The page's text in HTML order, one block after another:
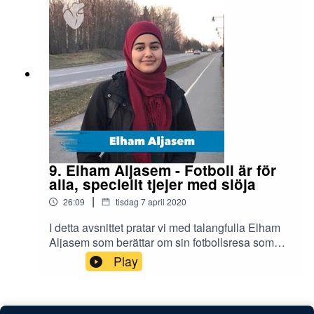
stänger ner allt och sätter samhället i karantän,
och hur man just nu jobbar för att bekämpa detta
nya virus.Följ
Covus:https://covus.se/https://instagram.com/cov
us.se/
9. Elham Aljasem - Fotboll är för
alla, speciellt tjejer med slöja
26:09 | tisdag 7 april 2020
I detta avsnittet pratar vi med talangfulla Elham
Aljasem som berättar om sin fotbollsresa som
tjej. Hon har tillsammans med tränaren Albin
Borg startat satsningen Fotboll för tjejer i Flen
Play